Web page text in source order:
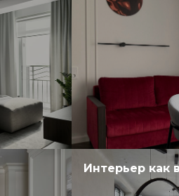
Интерьер как